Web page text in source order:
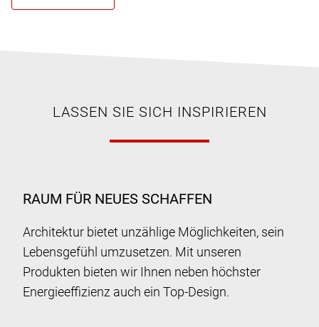
LASSEN SIE SICH INSPIRIEREN
RAUM FÜR NEUES SCHAFFEN
Architektur bietet unzählige Möglichkeiten, sein
Lebensgefühl umzusetzen. Mit unseren
Produkten bieten wir Ihnen neben höchster
Energieeffizienz auch ein Top-Design.